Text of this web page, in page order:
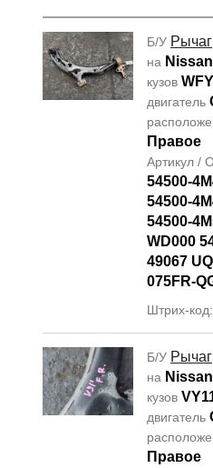
Б/У Рычаг
на
кузов
двигатель
Правое
Артикул /
54500-
54500-
54500-
WD000
49067
075FR-
Штрих-
Б/У Рычаг
на
кузов
двигатель
Правое